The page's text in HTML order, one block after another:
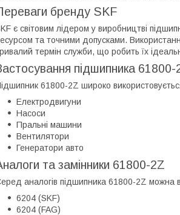
бренду SKF
є світовим лідером у виробництві
та точними допусками.
термін служби, що робить їх
підшипника 61800-
61800-2Z широко
Електродвигуни
Насоси
Пральні машини
Вентилятори
Генератори авто
та замінники 61800-2Z
аналогів підшипника 61800-2Z можна
6204 (SKF)
6204 (FAG)